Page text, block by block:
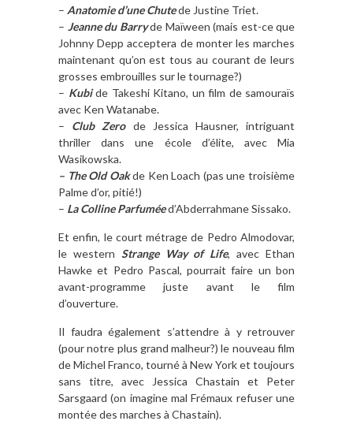
– Anatomie d’une Chutede Justine Triet.
– Jeanne du Barryde Maïween (mais est-ce que
Johnny Depp acceptera de monter les marches
maintenant qu’on est tous au courant de leurs
grosses embrouilles sur le tournage?)
– Kubi de Takeshi Kitano, un film de samouraïs
avec Ken Watanabe.
– Club Zero de Jessica Hausner, intriguant
thriller dans une école d’élite, avec Mia
Wasikowska.
– The Old Oak de Ken Loach (pas une troisième
Palme d’or, pitié!)
– La Colline Parfuméed’Abderrahmane Sissako.
Et enfin, le court métrage de Pedro Almodovar,
le western Strange Way of Life, avec Ethan
Hawke et Pedro Pascal, pourrait faire un bon
avant-programme juste avant le film
d’ouverture.
Il faudra également s’attendre à y retrouver
(pour notre plus grand malheur?) le nouveau film
de Michel Franco, tourné à New York et toujours
sans titre, avec Jessica Chastain et Peter
Sarsgaard (on imagine mal Frémaux refuser une
montée des marches à Chastain).